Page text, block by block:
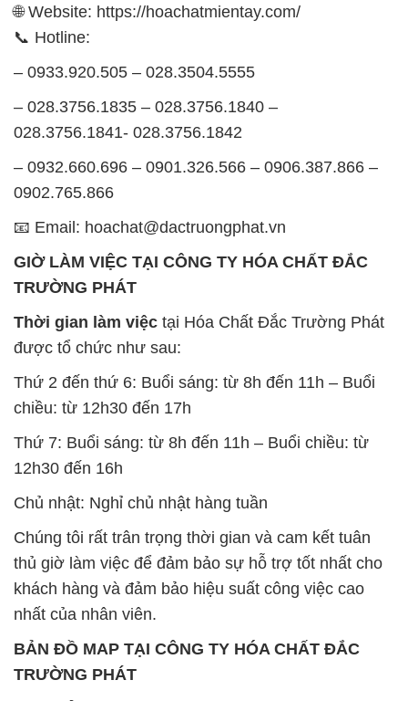
🌐 Website: https://hoachatmientay.com/
📞 Hotline:
– 0933.920.505 – 028.3504.5555
– 028.3756.1835 – 028.3756.1840 –
028.3756.1841- 028.3756.1842
– 0932.660.696 – 0901.326.566 – 0906.387.866 –
0902.765.866
📧 Email: hoachat@dactruongphat.vn
GIỜ LÀM VIỆC TẠI CÔNG TY HÓA CHẤT ĐẮC
TRƯỜNG PHÁT
Thời gian làm việc tại Hóa Chất Đắc Trường Phát
được tổ chức như sau:
Thứ 2 đến thứ 6: Buổi sáng: từ 8h đến 11h – Buổi
chiều: từ 12h30 đến 17h
Thứ 7: Buổi sáng: từ 8h đến 11h – Buổi chiều: từ
12h30 đến 16h
Chủ nhật: Nghỉ chủ nhật hàng tuần
Chúng tôi rất trân trọng thời gian và cam kết tuân
thủ giờ làm việc để đảm bảo sự hỗ trợ tốt nhất cho
khách hàng và đảm bảo hiệu suất công việc cao
nhất của nhân viên.
BẢN ĐỒ MAP TẠI CÔNG TY HÓA CHẤT ĐẮC
TRƯỜNG PHÁT